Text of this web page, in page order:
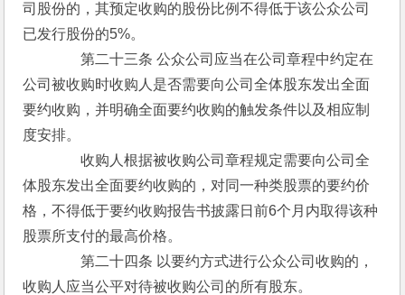
司股份的，其预定收购的股份比例不得低于该公众公司
已发行股份的5%。
第二十三条 公众公司应当在公司章程中约定在
公司被收购时收购人是否需要向公司全体股东发出全面
要约收购，并明确全面要约收购的触发条件以及相应制
度安排。
收购人根据被收购公司章程规定需要向公司全
体股东发出全面要约收购的，对同一种类股票的要约价
格，不得低于要约收购报告书披露日前6个月内取得该种
股票所支付的最高价格。
第二十四条 以要约方式进行公众公司收购的，
收购人应当公平对待被收购公司的所有股东。